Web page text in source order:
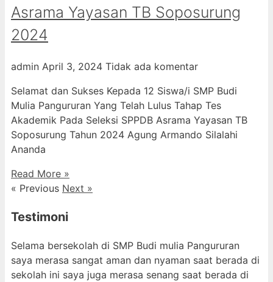
Asrama Yayasan TB Soposurung
2024
admin April 3, 2024 Tidak ada komentar
Selamat dan Sukses Kepada 12 Siswa/i SMP Budi
Mulia Pangururan Yang Telah Lulus Tahap Tes
Akademik Pada Seleksi SPPDB Asrama Yayasan TB
Soposurung Tahun 2024 Agung Armando Silalahi
⁠Ananda
Read More »
« Previous Next »
Testimoni
Selama bersekolah di SMP Budi mulia Pangururan
saya merasa sangat aman dan nyaman saat berada di
sekolah ini saya juga merasa senang saat berada di